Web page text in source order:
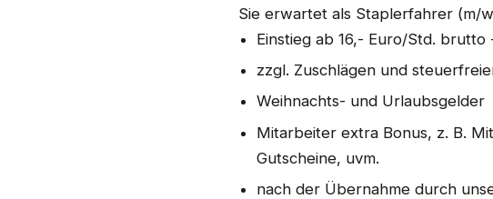
Sie erwartet als Staplerfahrer (m/
Einstieg ab 16,- Euro/Std. brutto
zzgl. Zuschlägen und
Weihnachts- und Urlaubsgelder
Mitarbeiter extra Bonus, z. B.
Gutscheine, uvm.
nach der Übernahme durch